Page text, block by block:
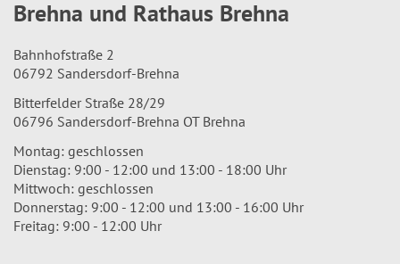
Brehna und Rathaus Brehna
Bahnhofstraße 2
06792 Sandersdorf-Brehna
Bitterfelder Straße 28/29
06796 Sandersdorf-Brehna OT Brehna
Montag: geschlossen
Dienstag: 9:00 - 12:00 und 13:00 - 18:00 Uhr
Mittwoch: geschlossen
Donnerstag: 9:00 - 12:00 und 13:00 - 16:00 Uhr
Freitag: 9:00 - 12:00 Uhr